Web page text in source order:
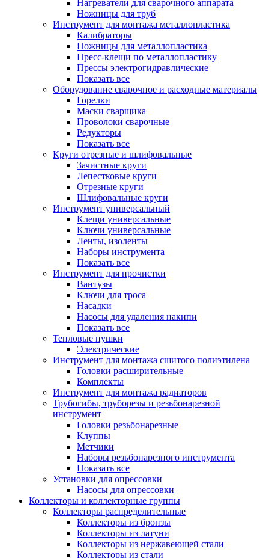
Нагреватели для сварочного аппарата
Ножницы для труб
Инструмент для монтажа металлопластика
Калибраторы
Ножницы для металлопластика
Пресс-клещи по металлопластику
Прессы электрогидравлические
Показать все
Оборудование сварочное и расходные материалы
Горелки
Маски сварщика
Проволоки сварочные
Редукторы
Показать все
Круги отрезные и шлифовальные
Зачистные круги
Лепестковые круги
Отрезные круги
Шлифовальные круги
Инструмент универсальный
Клещи универсальные
Ключи универсальные
Ленты, изоленты
Наборы инструмента
Показать все
Инструмент для прочистки
Вантузы
Ключи для троса
Насадки
Насосы для удаления накипи
Показать все
Тепловые пушки
Электрические
Инструмент для монтажа сшитого полиэтилена
Головки расширительные
Комплекты
Инструмент для монтажа радиаторов
Трубогибы, труборезы и резьбонарезной
инструмент
Головки резьбонарезные
Клуппы
Метчики
Наборы резьбонарезного инструмента
Показать все
Установки для опрессовки
Насосы для опрессовки
Коллекторы и коллекторные группы
Коллекторы распределительные
Коллекторы из бронзы
Коллекторы из латуни
Коллекторы из нержавеющей стали
Коллекторы из стали